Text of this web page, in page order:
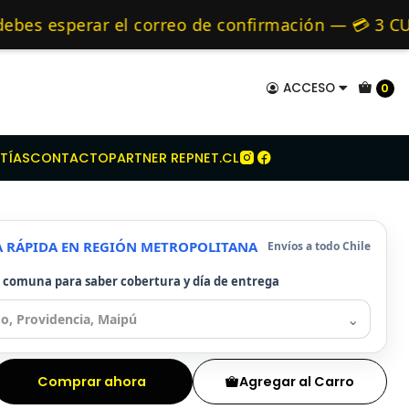
ACCESO 0
de confirmación — 💳 3 CUOTAS
CONTACTOPARTNER REPNET.CL
de 24 hrs hábiles.
Kia Kit Embrague Para Kia Besta 3.0
🚚 Envíos diariamente a
Para Kia Besta
RÁPIDA EN REGIÓN METROPOLITANA Envíos a todo Chile
comuna para saber cobertura y día de entrega
⌄
Agregar al Carro
Comprar ahora